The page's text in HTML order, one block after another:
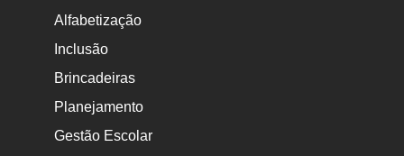
Alfabetização
Inclusão
Brincadeiras
Planejamento
Gestão Escolar